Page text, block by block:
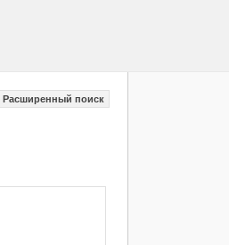
Расширенный поиск